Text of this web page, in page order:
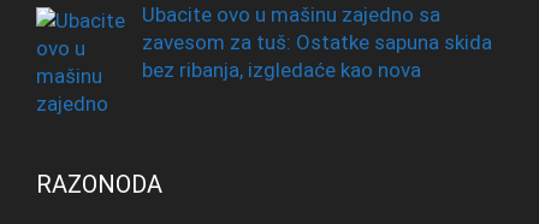
Ubacite ovo u mašinu zajedno sa
zavesom za tuš: Ostatke sapuna skida
bez ribanja, izgledaće kao nova
RAZONODA